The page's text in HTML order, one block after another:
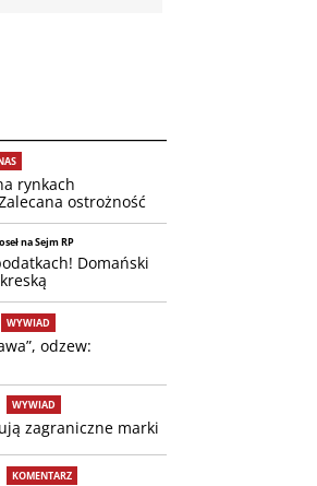
rynkach
ostrożność
na Sejm RP
Domański
WYWIAD
odzew:
WYWIAD
zagraniczne marki
KOMENTARZ